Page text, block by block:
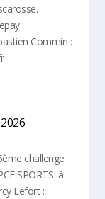
:
Commin :
challenge
SPORTS à
Lefort :